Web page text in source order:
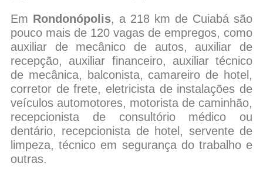
Em Rondonópolis, a 218 km de Cuiabá são
pouco mais de 120 vagas de empregos, como
auxiliar de mecânico de autos, auxiliar de
recepção, auxiliar financeiro, auxiliar técnico
de mecânica, balconista, camareiro de hotel,
corretor de frete, eletricista de instalações de
veículos automotores, motorista de caminhão,
recepcionista de consultório médico ou
dentário, recepcionista de hotel, servente de
limpeza, técnico em segurança do trabalho e
outras.